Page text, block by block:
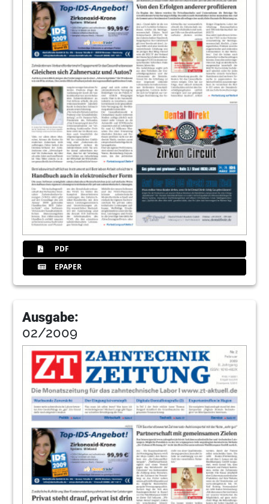
PDF
EPAPER
Ausgabe:
02/2009